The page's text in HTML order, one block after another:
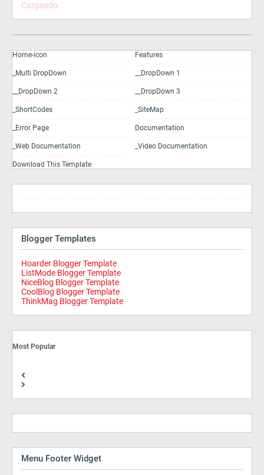
Cargando...
Home-icon Features
_Multi DropDown __DropDown 1
__DropDown 2 __DropDown 3
_ShortCodes _SiteMap
_Error Page Documentation
_Web Documentation _Video Documentation
Download This Template
Blogger Templates
Hoarder Blogger Template
ListMode Blogger Template
NiceBlog Blogger Template
CoolBlog Blogger Template
ThinkMag Blogger Template
Most Popular
Menu Footer Widget